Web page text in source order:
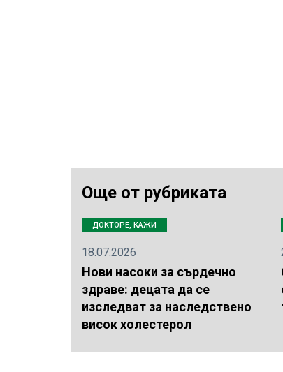
Още от рубриката
ДОКТОРЕ, КАЖИ
18.07.2026
Нови насоки за сърдечно
здраве: децата да се
изследват за наследствено
висок холестерол